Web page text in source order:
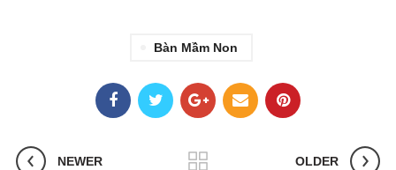
Bàn Mầm Non
NEWER OLDER